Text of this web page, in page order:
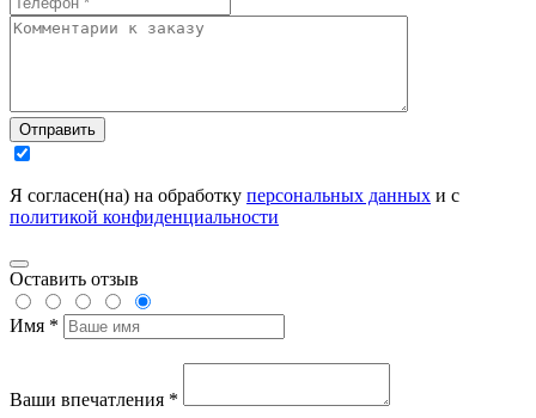
Отправить
Я согласен(на) на обработку персональных данных и с
политикой конфиденциальности
Оставить отзыв
Имя *
Ваши впечатления *